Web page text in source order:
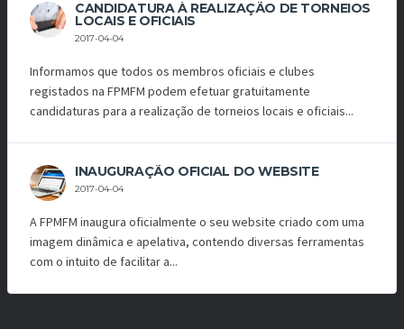
CANDIDATURA À REALIZAÇÃO DE TORNEIOS
LOCAIS E OFICIAIS
2017-04-04
Informamos que todos os membros oficiais e clubes
registados na FPMFM podem efetuar gratuitamente
candidaturas para a realização de torneios locais e oficiais...
INAUGURAÇÃO OFICIAL DO WEBSITE
2017-04-04
A FPMFM inaugura oficialmente o seu website criado com uma
imagem dinâmica e apelativa, contendo diversas ferramentas
com o intuito de facilitar a...